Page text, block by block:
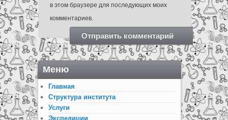
в этом браузере для последующих моих
комментариев.
Меню
Главная
Структура института
Услуги
Экспедиции